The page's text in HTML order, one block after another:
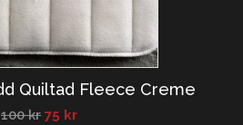
Quiltad Fleece Creme
100kr 75 kr